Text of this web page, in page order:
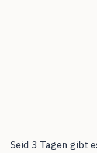
Seid 3 Tagen gibt